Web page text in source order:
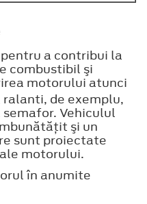
a contribui la
combustibil şi
motorului atunci
de exemplu,
Vehiculul
şi un
sunt proiectate
motorului.
în anumite